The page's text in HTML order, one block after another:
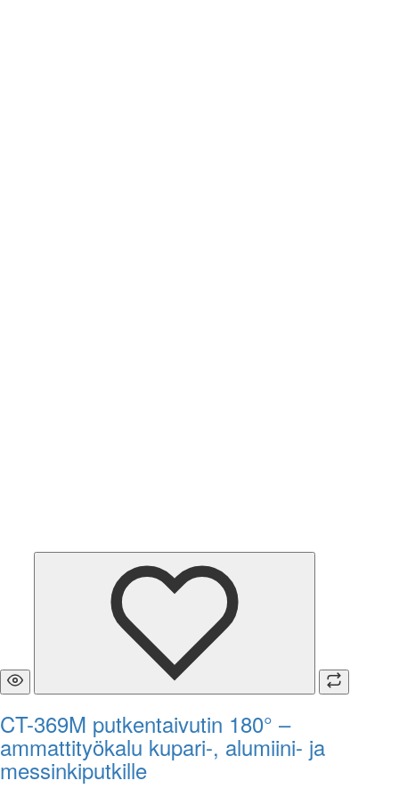
CT-369M putkentaivutin 180° –
ammattityökalu kupari-, alumiini- ja
messinkiputkille